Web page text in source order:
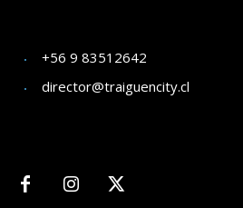
+56 9 83512642
director@traiguencity.cl